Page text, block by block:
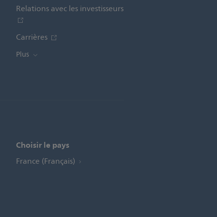
Relations avec les investisseurs
Carrières
Plus
Choisir le pays
France (Français)